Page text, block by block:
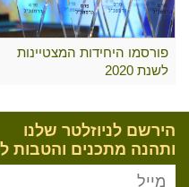
פורסמו היחידות המצטיינות
לשנת 2020
הירשם לניוזלטר שלנו
ותהנה מתכנים והטבות